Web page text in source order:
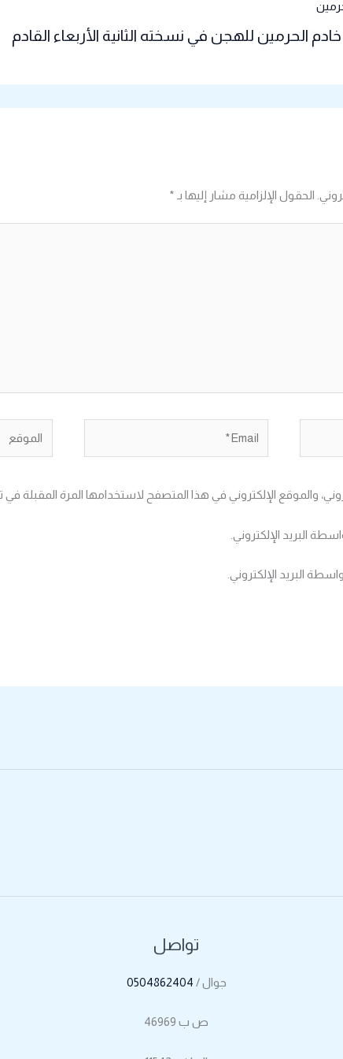
الحرمين للهجن في نسخته الثانية الأربعاء القادم
الحقول الإلزامية مشار إليها بـ *
والموقع الإلكتروني في هذا المتصفح لاستخدامها المرة المقبلة في
البريد الإلكتروني.
البريد الإلكتروني.
تواصل
جوال / 0504862404
ص ب 46969